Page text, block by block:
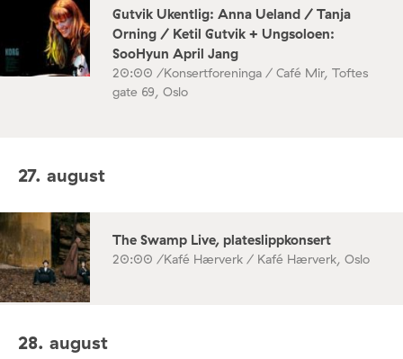
Gutvik Ukentlig: Anna Ueland / Tanja
Orning / Ketil Gutvik + Ungsoloen:
SooHyun April Jang
20:00 /Konsertforeninga / Café Mir, Toftes
gate 69, Oslo
27. august
The Swamp Live, plateslippkonsert
20:00 /Kafé Hærverk / Kafé Hærverk, Oslo
28. august